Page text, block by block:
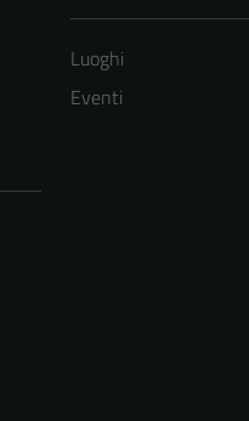
Luoghi
Eventi